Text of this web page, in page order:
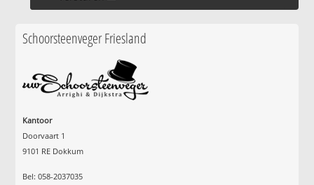
Schoorsteenveger Friesland
Kantoor
Doorvaart 1
9101 RE Dokkum
Bel: 058-2037035